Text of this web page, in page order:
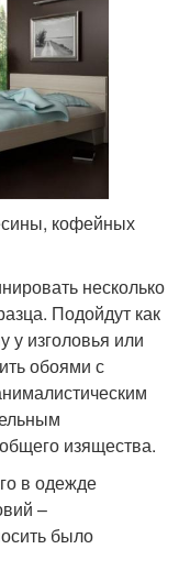
кофейных
несколько
Подойдут как
у изголовья или
обоями с
изящества.
в одежде
–
было